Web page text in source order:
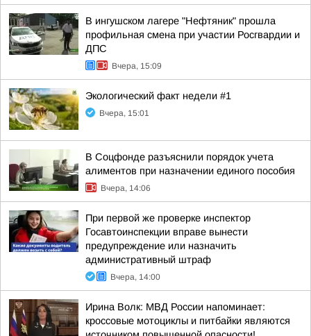
В ингушском лагере "Нефтяник" прошла
профильная смена при участии Росгвардии и
ДПС
Вчера, 15:09
Экологический факт недели #1
Вчера, 15:01
В Соцфонде разъяснили порядок учета
алиментов при назначении единого пособия
Вчера, 14:06
При первой же проверке инспектор
Госавтоинспекции вправе вынести
предупреждение или назначить
административный штраф
Вчера, 14:00
Ирина Волк: МВД России напоминает:
кроссовые мотоциклы и питбайки являются